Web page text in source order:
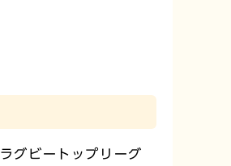
グビートップリーグ